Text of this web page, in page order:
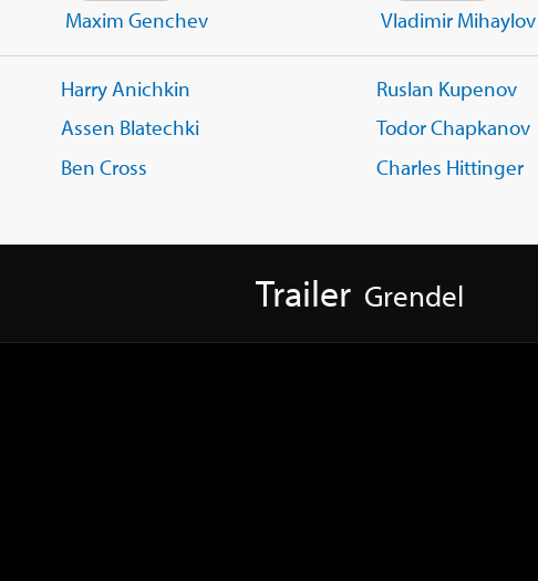
Maxim Genchev Vladimir Mihaylov
Harry Anichkin Ruslan Kupenov
Assen Blatechki Todor Chapkanov
Ben Cross Charles Hittinger
Trailer Grendel